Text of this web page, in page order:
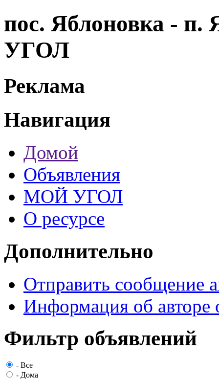
пос. Яблоновка -
УГОЛ
Реклама
Навигация
Домой
Объявления
МОЙ УГОЛ
О ресурсе
Дополнительно
Отправить сообщение
Информация об авторе
Фильтр объявлений
- Все
- Дома